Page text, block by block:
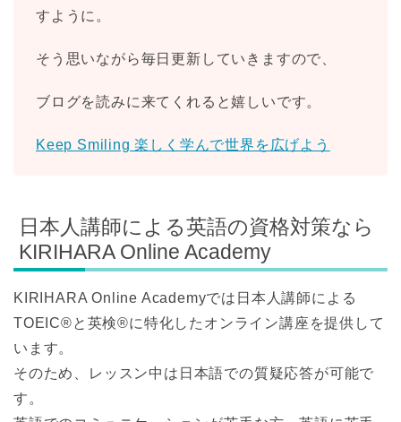
すように。
そう思いながら毎日更新していきますので、
ブログを読みに来てくれると嬉しいです。
Keep Smiling 楽しく学んで世界を広げよう
日本人講師による英語の資格対策なら
KIRIHARA Online Academy
KIRIHARA Online Academyでは日本人講師による
TOEIC®と英検®に特化したオンライン講座を提供して
います。
そのため、レッスン中は日本語での質疑応答が可能で
す。